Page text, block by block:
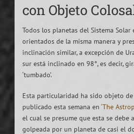
con Objeto
Todos los planetas del Sistema Solar
orientados de la misma manera y
inclinación similar, a excepción de
sur está inclinado en 98°, es decir,
‘tumbado’.
Esta particularidad ha sido objeto
publicado esta semana en ‘The
el cual se presume que esta se debe
golpeada por un planeta de casi el